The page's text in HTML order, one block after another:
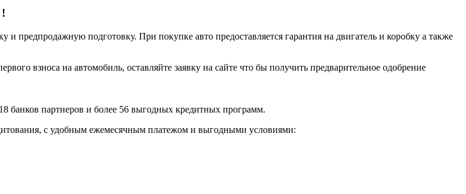
!
подготовку. При покупке авто предоставляется гарантия на двигатель и коробку а также
взноса на автомобиль, оставляйте заявку на сайте что бы получить предварительное одобрение
банков партнеров и более 56 выгодных кредитных программ.
с удобным ежемесячным платежом и выгодными условиями: